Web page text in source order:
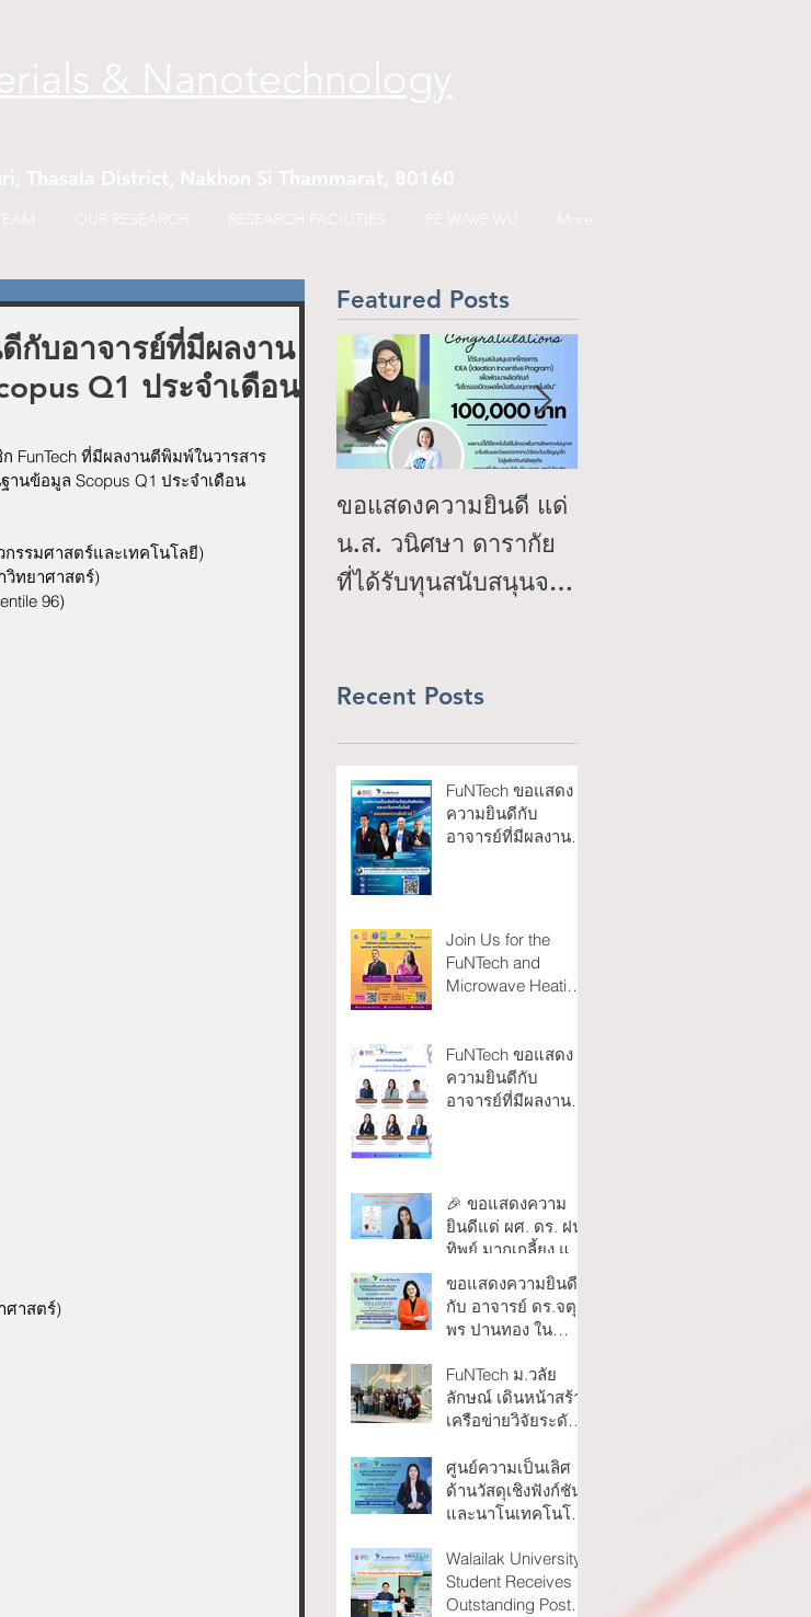
& Nanotechnology
OUR RESEARCH RESEARCH FACILITIES PE WAVE WU More
Thasala District, Nakhon Si Thammarat, 80160
กับอาจารย์ที่มีผลงาน
Q1 ประจำเดือน
FunTech ที่มีผลงานตีพิมพ์ในวารสาร
านข้อมูล Scopus Q1 ประจำเดือน
กรรมศาสตร์และเทคโนโลยี)
วิทยาศาสตร์)
96)
ศาสตร์)
Featured Posts
ขอแสดงความยินดี แด่
น.ส. วนิศษา ดารากัย
ที่ได้รับทุนสนับสนุนจาก
Program) : TED
Youth Startup
Recent Posts
FuNTech ขอแสดง
ความยินดีกับ
อาจารย์ที่มีผลงาน
Join Us for the
FuNTech and
Microwave Heating
Collaboration
Program
FuNTech ขอแสดง
ความยินดีกับ
อาจารย์ที่มีผลงาน
2569
🎉 ขอแสดงความ
ยินดีแด่ ผศ. ดร. ฝน
ทิพย์ มากเกลี้ยง และ
คณะ ในโอกาสได้รับ
อนุสิทธิบัตร
ขอแสดงความยินดี
กับ อาจารย์ ดร.จตุ
พร ปานทอง ใน
เป็น “ผู้ช่วย
ศาสตราจารย์”
FuNTech ม.วลัย
ลักษณ์ เดินหน้าสร้าง
เครือข่ายวิจัยระดับ
มือกับ NANOTEC
สวทช.
ศูนย์ความเป็นเลิศ
ด้านวัสดุเชิงฟังก์ชัน
และนาโนเทคโนโลยี
กับ อาจารย์ ดร. ยุวัน
ดา อินจงกลใน
โอกาสได้รับแต่งตั้ง
Walailak University
Student Receives
Outstanding Poster